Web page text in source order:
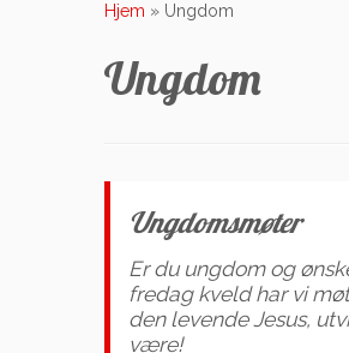
Hjem » Ungdom
Ungdom
Ungdomsmøter
Er du ungdom og
fredag kveld har vi
den levende Jesus,
være!